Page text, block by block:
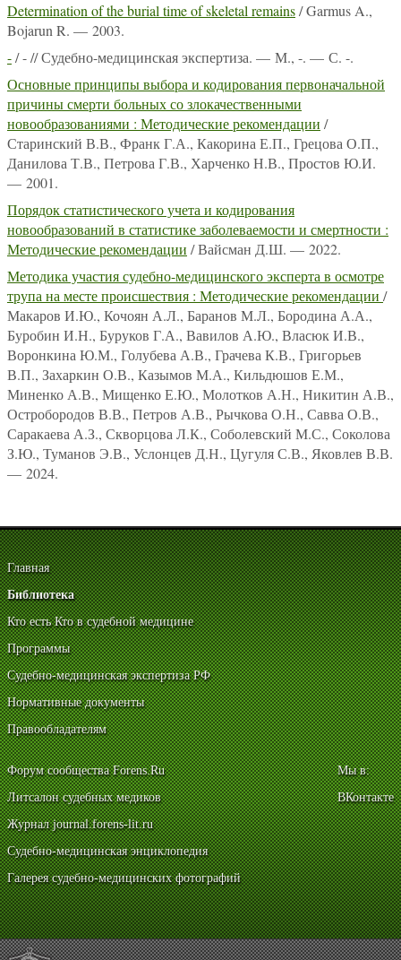
Determination of the burial time of skeletal remains/ Garmus A.,
Bojarun R. — 2003.
-/ - // Судебно-медицинская экспертиза. — М., -. — С. -.
Основные принципы выбора и кодирования первоначальной
причины смерти больных со злокачественными
новообразованиями : Методические рекомендации /
Старинский В.В., Франк Г.А., Какорина Е.П., Грецова О.П.,
Данилова Т.В., Петрова Г.В., Харченко Н.В., Простов Ю.И.
— 2001.
Порядок статистического учета и кодирования
новообразований в статистике заболеваемости и смертности :
Методические рекомендации / Вайсман Д.Ш. — 2022.
Методика участия судебно-медицинского эксперта в осмотре
трупа на месте происшествия : Методические рекомендации /
Макаров И.Ю., Кочоян А.Л., Баранов М.Л., Бородина А.А.,
Буробин И.Н., Буруков Г.А., Вавилов А.Ю., Власюк И.В.,
Воронкина Ю.М., Голубева А.В., Грачева К.В., Григорьев
В.П., Захаркин О.В., Казымов М.А., Кильдюшов Е.М.,
Миненко А.В., Мищенко Е.Ю., Молотков А.Н., Никитин А.В.,
Остробородов В.В., Петров А.В., Рычкова О.Н., Савва О.В.,
Саракаева А.З., Скворцова Л.К., Соболевский М.С., Соколова
З.Ю., Туманов Э.В., Услонцев Д.Н., Цугуля С.В., Яковлев В.В.
— 2024.
Главная
Библиотека
Кто есть Кто в судебной медицине
Программы
Судебно-медицинская экспертиза РФ
Нормативные документы
Правообладателям
Форум сообщества Forens.Ru
Литсалон судебных медиков
Журнал journal.forens-lit.ru
Судебно-медицинская энциклопедия
Галерея судебно-медицинских фотографий
Мы в:
ВКонтакте